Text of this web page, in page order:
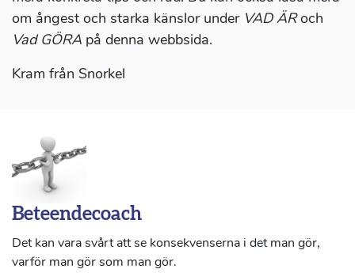
om ångest och starka känslor under VAD ÄRoch
Vad GÖRA på denna webbsida.
Kram från Snorkel
Beteendecoach
Det kan vara svårt att se konsekvenserna i det man gör,
varför man gör som man gör.